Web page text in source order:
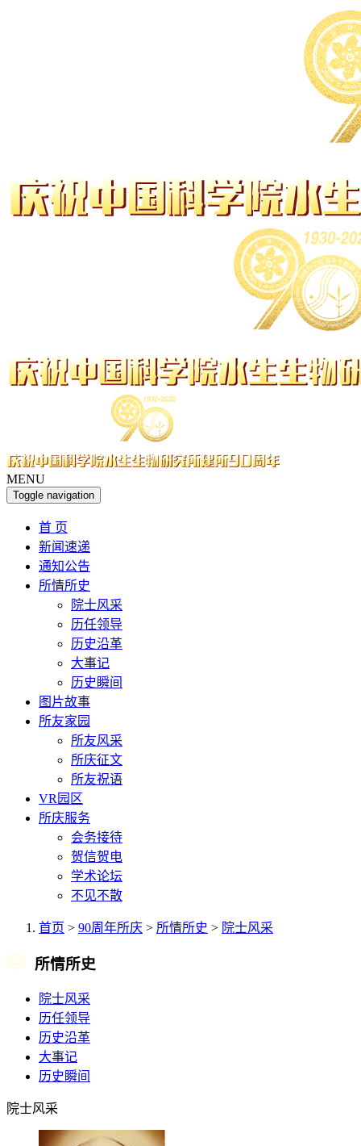
MENU
Toggle navigation
首 页
新闻速递
通知公告
所情所史
院士风采
历任领导
历史沿革
大事记
历史瞬间
图片故事
所友家园
所友风采
所庆征文
所友祝语
VR园区
所庆服务
会务接待
贺信贺电
学术论坛
不见不散
首页 > 90周年所庆 > 所情所史 > 院士风采
所情所史
院士风采
历任领导
历史沿革
大事记
历史瞬间
院士风采